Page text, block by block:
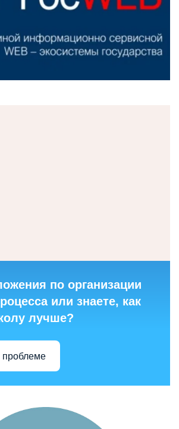
по организации
или знаете, как
лучше?
проблеме